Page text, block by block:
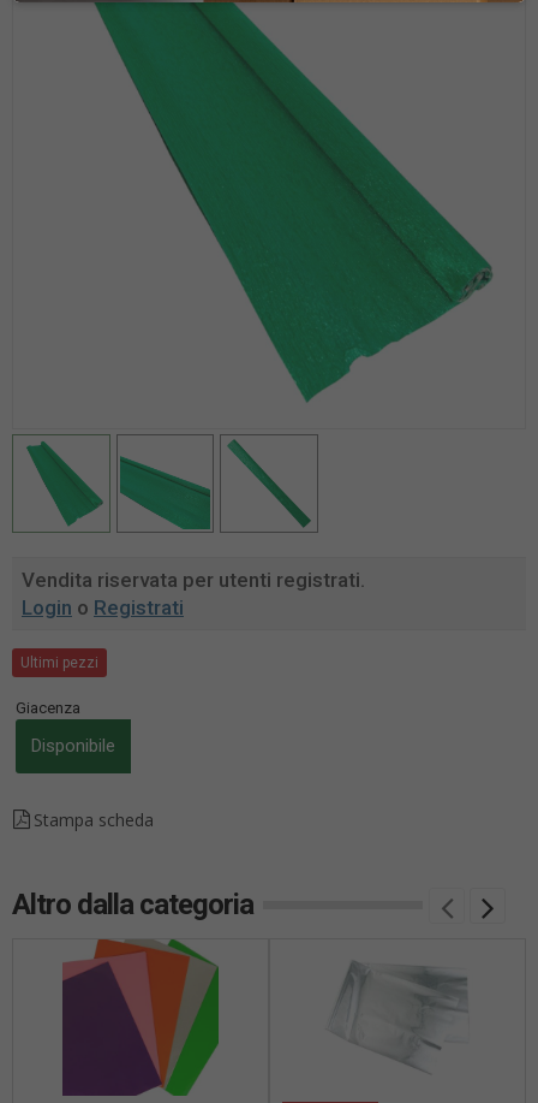
Vendita riservata per utenti registrati.
Login o Registrati
Ultimi pezzi
Giacenza
Disponibile
Stampa scheda
Altro dalla categoria